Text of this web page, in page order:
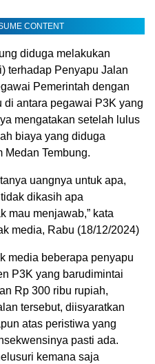
CONTENT
diduga melakukan
terhadap Penyapu Jalan
Pemerintah dengan
di antara pegawai P3K yang
mengatakan setelah lulus
biaya yang diduga
Medan Tembung.
uangnya untuk apa,
dikasih apa
mau menjawab,” kata
media, Rabu (18/12/2024)
media beberapa penyapu
P3K yang barudimintai
Rp 300 ribu rupiah,
tersebut, diisyaratkan
atas peristiwa yang
pasti ada.
kemana saja